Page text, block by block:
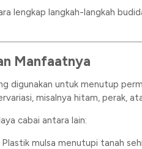
lengkap langkah-langkah
Manfaatnya
digunakan untuk menutup
misalnya hitam, perak,
cabai antara lain:
Plastik mulsa menutupi tanah